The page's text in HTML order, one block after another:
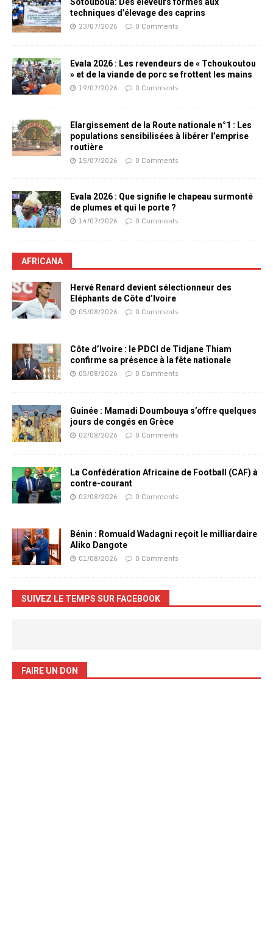
techniques d’élevage des caprins
23/07/2026 0 Comments
Evala 2026 : Les revendeurs de « Tchoukoutou
» et de la viande de porc se frottent les mains
19/07/2026 0 Comments
Elargissement de la Route nationale n°1 : Les
populations sensibilisées à libérer l’emprise
routière
15/07/2026 0 Comments
Evala 2026 : Que signifie le chapeau surmonté
de plumes et qui le porte ?
14/07/2026 0 Comments
AFRICANA
Hervé Renard devient sélectionneur des
Eléphants de Côte d’Ivoire
05/08/2026 0 Comments
Côte d’Ivoire : le PDCI de Tidjane Thiam
confirme sa présence à la fête nationale
05/08/2026 0 Comments
Guinée : Mamadi Doumbouya s’offre quelques
jours de congés en Grèce
02/08/2026 0 Comments
La Confédération Africaine de Football (CAF) à
contre-courant
02/08/2026 0 Comments
Bénin : Romuald Wadagni reçoit le milliardaire
Aliko Dangote
01/08/2026 0 Comments
SUIVEZ LE TEMPS SUR FACEBOOK
FAIRE UN DON